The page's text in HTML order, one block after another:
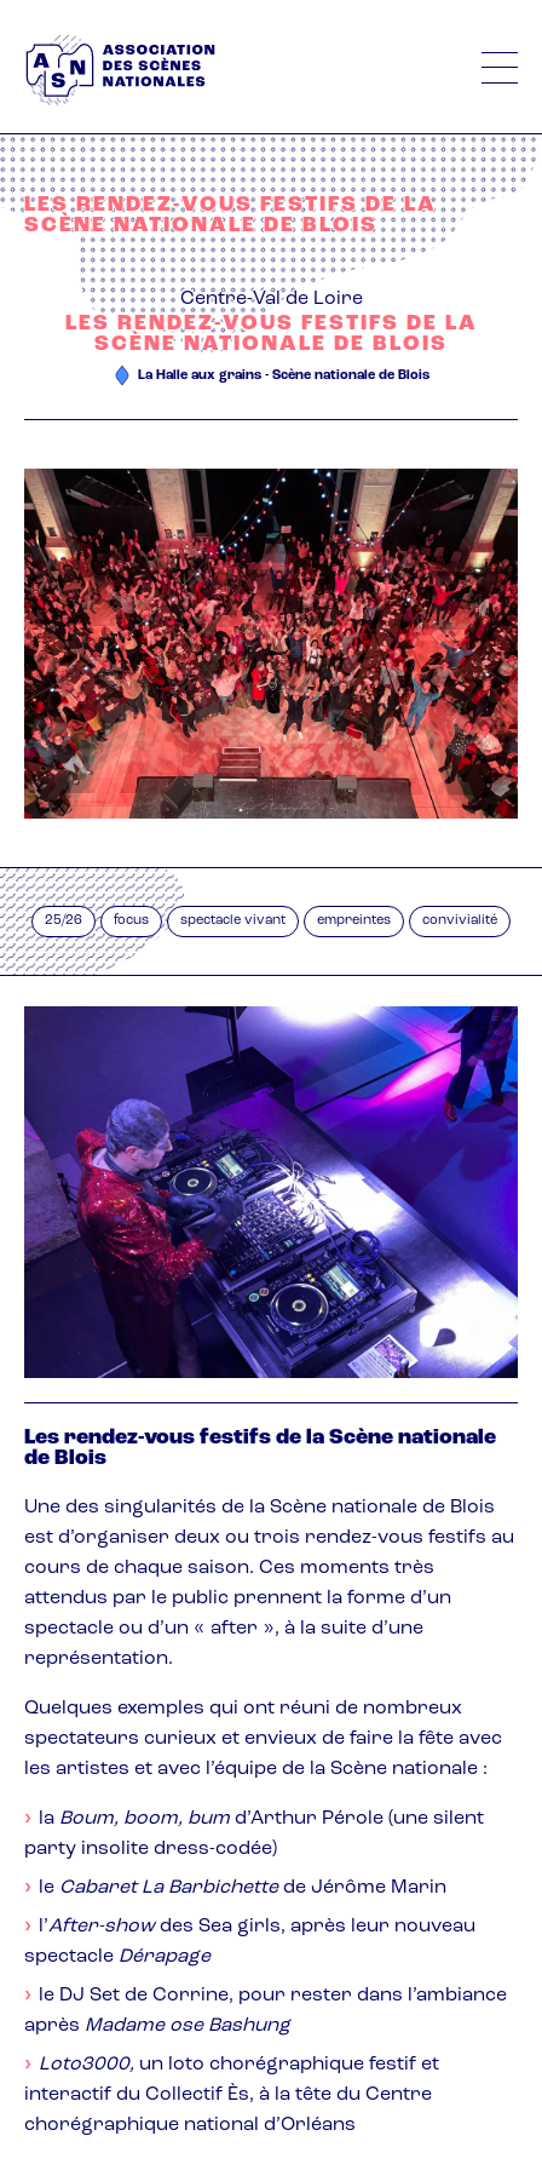
contenu
principal
LES RENDEZ-VOUS FESTIFS DE LA
SCÈNE NATIONALE DE BLOIS
Centre-Val de Loire
LES RENDEZ-VOUS FESTIFS DE LA
SCÈNE NATIONALE DE BLOIS
La Halle aux grains - Scène nationale de Blois
25/26 focus spectacle vivant empreintes convivialité
Les rendez-vous festifs de la Scène nationale
de Blois
Une des singularités de la Scène nationale de Blois
est d’organiser deux ou trois rendez-vous festifs au
cours de chaque saison. Ces moments très
attendus par le public prennent la forme d’un
spectacle ou d’un « after », à la suite d’une
représentation.
Quelques exemples qui ont réuni de nombreux
spectateurs curieux et envieux de faire la fête avec
les artistes et avec l’équipe de la Scène nationale :
la Boum, boom, bum d’Arthur Pérole (une silent
party insolite dress-codée)
le Cabaret La Barbichettede Jérôme Marin
l’After-showdes Sea girls, après leur nouveau
spectacle Dérapage
le DJ Set de Corrine, pour rester dans l’ambiance
après Madame ose Bashung
Loto3000, un loto chorégraphique festif et
interactif du Collectif Ès, à la tête du Centre
chorégraphique national d’Orléans